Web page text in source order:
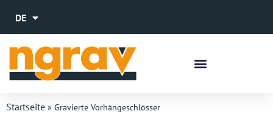
DE
EN
Startseite » Gravierte Vorhängeschlösser